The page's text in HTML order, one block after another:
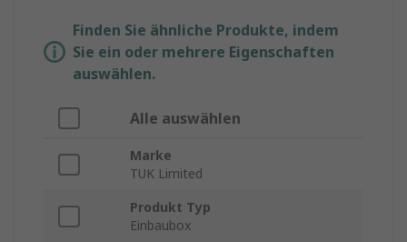
Finden Sie ähnliche Produkte, indem
Sie ein oder mehrere Eigenschaften
auswählen.
Alle auswählen
Marke
TUK Limited
Produkt Typ
Einbaubox